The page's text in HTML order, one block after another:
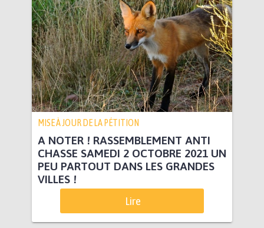
MISE À JOUR DE LA PÉTITION
A NOTER ! RASSEMBLEMENT ANTI
CHASSE SAMEDI 2 OCTOBRE 2021 UN
PEU PARTOUT DANS LES GRANDES
VILLES !
Lire